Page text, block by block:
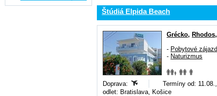
Štúdiá Elpida Beach
Grécko, Rhodos
- Pobytové
- Naturizmus
Doprava:
Termíny od:
odlet: Bratislava, Košice